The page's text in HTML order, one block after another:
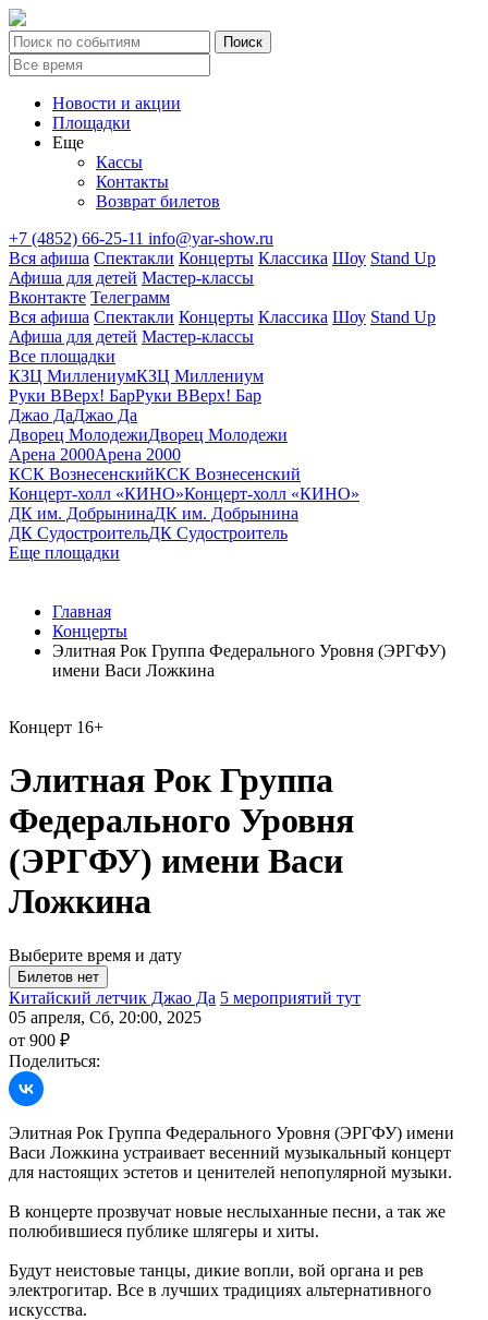
Новости и акции
Площадки
Еще
Кассы
Контакты
Возврат билетов
+7 (4852) 66-25-11 info@yar-show.ru
Вся афиша Спектакли Концерты Классика Шоу Stand Up
Афиша для детей Мастер-классы
Вконтакте Телеграмм
Вся афиша Спектакли Концерты Классика Шоу Stand Up
Афиша для детей Мастер-классы
Все площадки
КЗЦ МиллениумКЗЦ Миллениум
Руки ВВерх! БарРуки ВВерх! Бар
Джао ДаДжао Да
Дворец МолодежиДворец Молодежи
Арена 2000Арена 2000
КСК ВознесенскийКСК Вознесенский
Концерт-холл «КИНО»Концерт-холл «КИНО»
ДК им. ДобрынинаДК им. Добрынина
ДК СудостроительДК Судостроитель
Еще площадки
Главная
Концерты
Элитная Рок Группа Федерального Уровня (ЭРГФУ)
имени Васи Ложкина
Концерт 16+
Элитная Рок Группа
Федерального Уровня
(ЭРГФУ) имени Васи
Ложкина
Выберите время и дату
Китайский летчик Джао Да 5 мероприятий тут
05 апреля, Сб, 20:00, 2025
от 900 ₽
Поделиться:
Элитная Рок Группа Федерального Уровня (ЭРГФУ) имени
Васи Ложкина устраивает весенний музыкальный концерт
для настоящих эстетов и ценителей непопулярной музыки.
В концерте прозвучат новые неслыханные песни, а так же
полюбившиеся публике шлягеры и хиты.
Будут неистовые танцы, дикие вопли, вой органа и рев
электрогитар. Все в лучших традициях альтернативного
искусства.